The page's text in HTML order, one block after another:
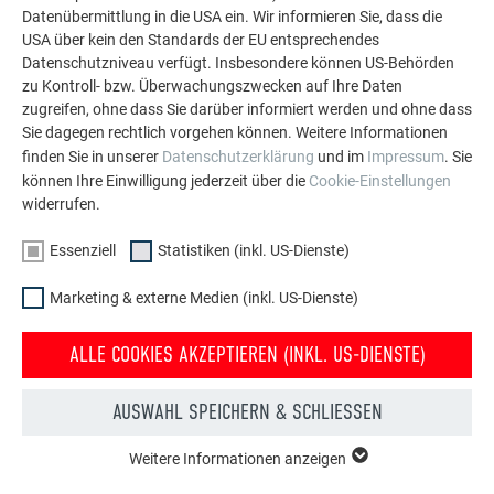
MEHR REFERENZEN ANSEHEN
Datenübermittlung in die USA ein. Wir informieren Sie, dass die
USA über kein den Standards der EU entsprechendes
Datenschutzniveau verfügt. Insbesondere können US-Behörden
zu Kontroll- bzw. Überwachungszwecken auf Ihre Daten
zugreifen, ohne dass Sie darüber informiert werden und ohne dass
Sie dagegen rechtlich vorgehen können. Weitere Informationen
finden Sie in unserer Datenschutzerklärung und im Impressum. Sie
können Ihre Einwilligung jederzeit über die Cookie-Einstellungen
widerrufen.
Essenziell Statistiken (inkl. US-Dienste)
Marketing & externe Medien (inkl. US-Dienste)
ALLE COOKIES AKZEPTIEREN (INKL. US-DIENSTE)
AUSWAHL SPEICHERN & SCHLIESSEN
Weitere Informationen anzeigen